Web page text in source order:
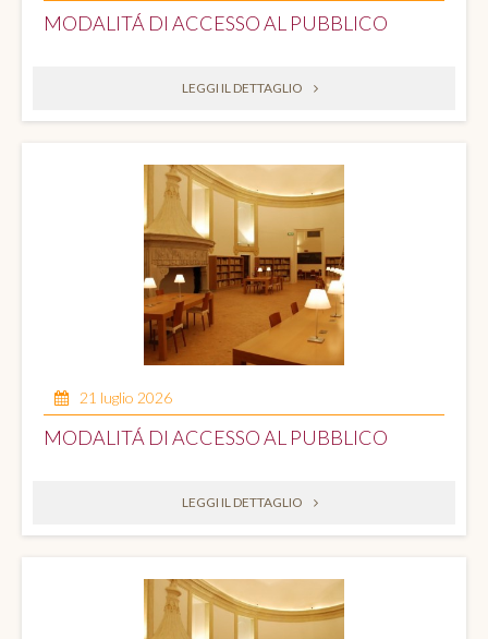
MODALITÁ DI ACCESSO AL PUBBLICO
LEGGI IL DETTAGLIO
21 luglio 2026
MODALITÁ DI ACCESSO AL PUBBLICO
LEGGI IL DETTAGLIO